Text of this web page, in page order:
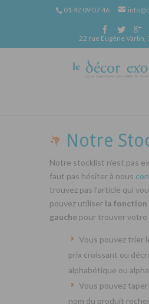
01 42 09 07 46
22 rue Eugène Varlin,
Notre
Notre stocklist n’est pas
faut pas hésiter à nous
trouvez pas l’article qui
pouvez utiliser la fonction
gauche pour trouver votre
Vous pouvez trier
prix croissant ou
alphabétique ou
Vous pouvez
nom du produit